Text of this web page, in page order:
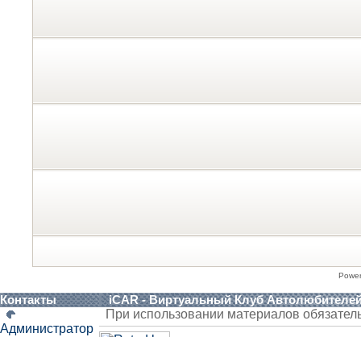
Контакты iCAR - Виртуальный Клуб
Администратор
При использовании материалов